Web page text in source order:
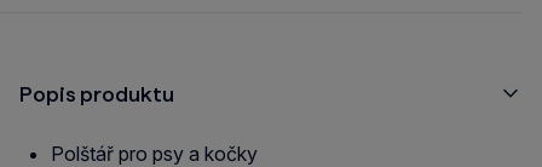
Popis produktu
Polštář pro psy a kočky